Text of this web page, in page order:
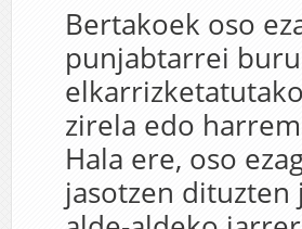
Bertakoek oso
punjabtarrei
zirela edo
Hala ere, oso
jasotzen